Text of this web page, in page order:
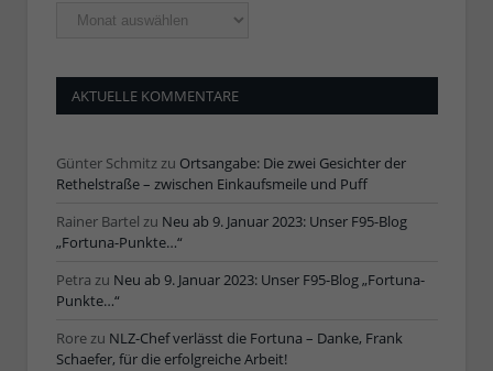
Ältere
Artikel
AKTUELLE KOMMENTARE
Günter Schmitzzu Ortsangabe: Die zwei Gesichter der
Rethelstraße – zwischen Einkaufsmeile und Puff
Rainer Bartel zu Neu ab 9. Januar 2023: Unser F95-Blog
„Fortuna-Punkte…“
Petra zu Neu ab 9. Januar 2023: Unser F95-Blog „Fortuna-
Punkte…“
Rorezu NLZ-Chef verlässt die Fortuna – Danke, Frank
Schaefer, für die erfolgreiche Arbeit!